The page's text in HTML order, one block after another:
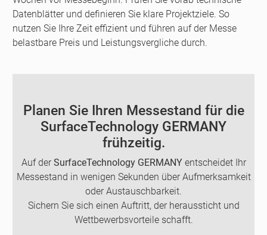
Datenblätter und definieren Sie klare Projektziele. So
nutzen Sie Ihre Zeit effizient und führen auf der Messe
belastbare Preis und Leistungsvergliche durch.
Planen Sie Ihren Messestand für die
SurfaceTechnology GERMANY
frühzeitig.
Auf der SurfaceTechnology GERMANYentscheidet Ihr
Messestand in wenigen Sekunden über Aufmerksamkeit
oder Austauschbarkeit.
Sichern Sie sich einen Auftritt, der heraussticht und
Wettbewerbsvorteile schafft.